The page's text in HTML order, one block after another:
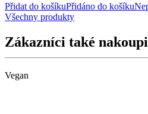
Přidat do košíkuPřidáno do košíku
Všechny produkty
Zákazníci také
Vegan